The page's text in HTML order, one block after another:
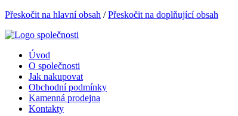
Přeskočit na hlavní obsah /Přeskočit na doplňující obsah
Úvod
O společnosti
Jak nakupovat
Obchodní podmínky
Kamenná prodejna
Kontakty